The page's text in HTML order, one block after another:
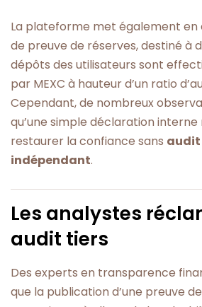
La plateforme met également en
de preuve de réserves, destiné à
dépôts des utilisateurs sont
par MEXC à hauteur d’un ratio d’au
Cependant, de nombreux
qu’une simple déclaration interne
restaurer la confiance sans audit
indépendant.
Les analystes
audit tiers
Des experts en transparence
que la publication d’une preuve